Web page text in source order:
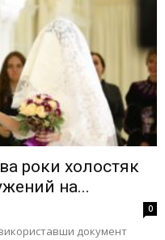
роки холостяк
на...
0
документ